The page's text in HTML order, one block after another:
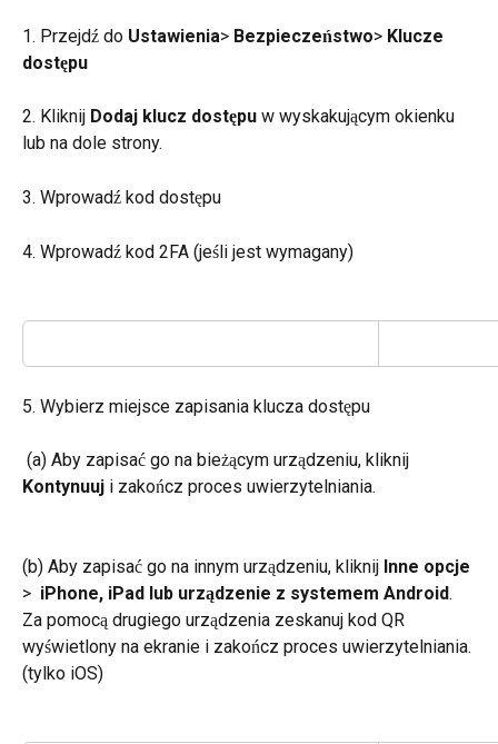
1. Przejdź do Ustawienia> Bezpieczeństwo> Klucze
dostępu
2. Kliknij Dodaj klucz dostępu w wyskakującym okienku
lub na dole strony.
3. Wprowadź kod dostępu
4. Wprowadź kod 2FA (jeśli jest wymagany)
5. Wybierz miejsce zapisania klucza dostępu
(a) Aby zapisać go na bieżącym urządzeniu, kliknij
Kontynuuj i zakończ proces uwierzytelniania.
(b) Aby zapisać go na innym urządzeniu, kliknij Inne opcje
> iPhone, iPad lub urządzenie z systemem Android.
Za pomocą drugiego urządzenia zeskanuj kod QR
wyświetlony na ekranie i zakończ proces uwierzytelniania.
(tylko iOS)